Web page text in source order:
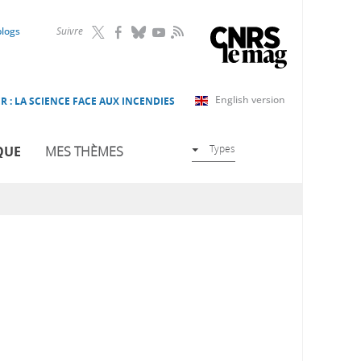
Suivre RSS
English version
: LA SCIENCE FACE AUX INCENDIES
MES THÈMES Types